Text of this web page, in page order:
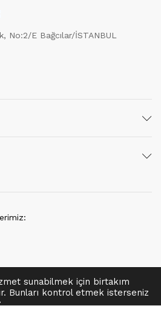
Kolaylığı
No:2/E Bağcılar/İSTANBUL
saklıdır.sunabilmek için birtakım
Bunları kontrol etmek isterseniz